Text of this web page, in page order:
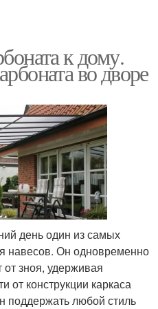
к дому.
во дворе
день один из самых
навесов. Он одновременно
от зноя, удерживая
от конструкции каркаса
поддержать любой стиль